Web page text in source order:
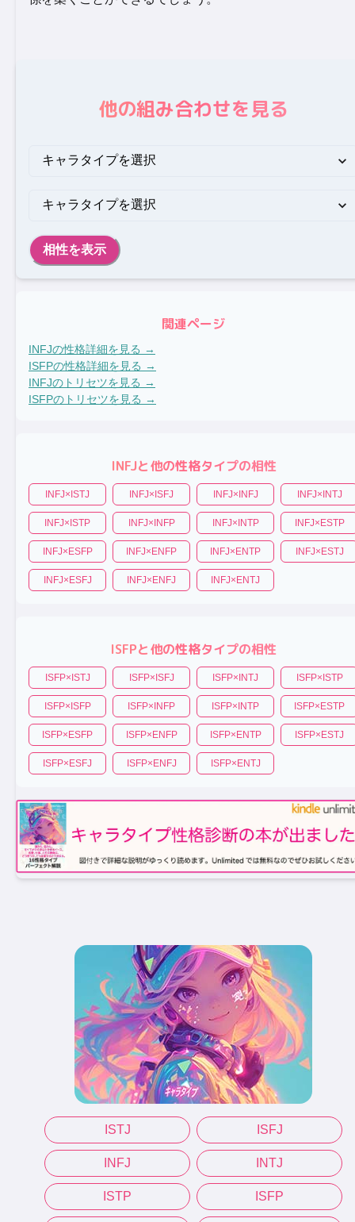
ISTJ ISFJ
INFJ INTJ
ISTP ISFP
他の組み合わせを見る
相性を表示
関連ページ
INFJの性格詳細を見る →
ISFPの性格詳細を見る →
INFJのトリセツを見る →
ISFPのトリセツを見る →
INFJと他の性格タイプの相性
INFJ× ISTJ INFJ× ISFJ INFJ× INFJ INFJ× INTJ
INFJ× ISTP INFJ× INFP INFJ× INTP INFJ× ESTP
INFJ× ESFP INFJ× ENFP INFJ× ENTP INFJ× ESTJ
INFJ× ESFJ INFJ× ENFJ INFJ× ENTJ
ISFPと他の性格タイプの相性
ISFP× ISTJ ISFP× ISFJ ISFP× INTJ ISFP× ISTP
ISFP× ISFP ISFP× INFP ISFP× INTP ISFP× ESTP
ISFP× ESFP ISFP× ENFP ISFP× ENTP ISFP× ESTJ
ISFP× ESFJ ISFP× ENFJ ISFP× ENTJ